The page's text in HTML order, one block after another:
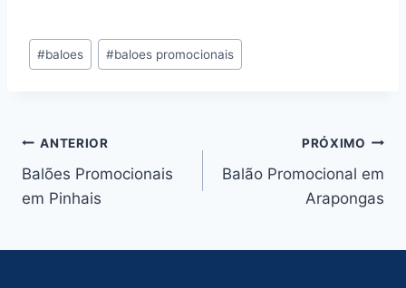
Tags
do
#baloes #baloes promocionais
Navegação
de
ANTERIOR
Balões Promocionais
em Pinhais
PRÓXIMO
Balão Promocional em
Arapongas